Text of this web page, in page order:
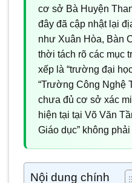
cơ sở Bà Huyện
đây đã cập nhật lại
như Xuân Hòa, Bàn
thời tách rõ các mục
xếp là “trường đại
“Trường Công Nghệ
chưa đủ cơ sở xác
hiện tại tại Võ Văn
Giáo dục” không
Nội dung chính